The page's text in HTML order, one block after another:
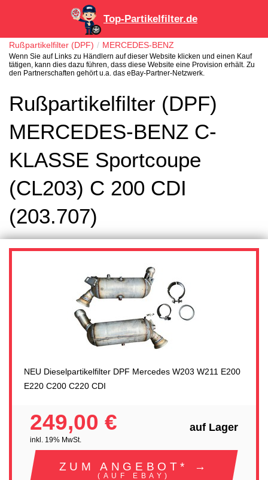
Top-Partikelfilter.de
Rußpartikelfilter (DPF) MERCEDES-BENZ
Wenn Sie auf Links zu Händlern auf dieser Website klicken und einen Kauf
tätigen, kann dies dazu führen, dass diese Website eine Provision erhält. Zu
den Partnerschaften gehört u.a. das eBay-Partner-Netzwerk.
Rußpartikelfilter (DPF)
MERCEDES-BENZ C-
KLASSE Sportcoupe
(CL203) C 200 CDI
(203.707)
NEU Dieselpartikelfilter DPF Mercedes W203 W211 E200
E220 C200 C220 CDI
249,00 €
inkl. 19% MwSt.
auf Lager
ZUM ANGEBOT* →
(AUF EBAY)